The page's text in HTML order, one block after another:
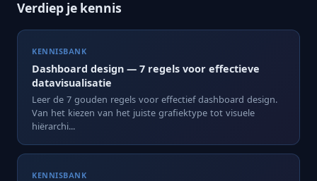
Verdiep je kennis
KENNISBANK
Dashboard design — 7 regels voor effectieve
datavisualisatie
Leer de 7 gouden regels voor effectief dashboard design.
Van het kiezen van het juiste grafiektype tot visuele
hiërarchi...
KENNISBANK